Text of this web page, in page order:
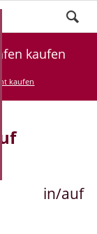
kaufen
kaufen
in/auf